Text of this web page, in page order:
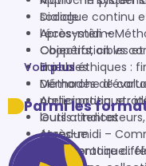
sociale
Après-midi –
Objectifs, cibles
Enjeux éthiques :
Démarche
participation,
Outils :
étendue
Atelier pratique :
Dialogue continu
l’écosystème
Coopération vs
durables
Méthodes de
Atelier pratique :
leurs attentes
Après-midi –
Argumentaire
Voir plus
Parmi les